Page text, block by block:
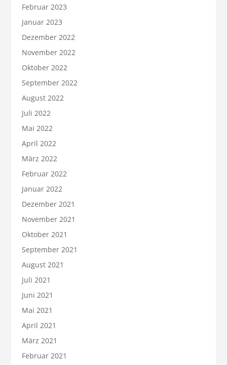
Februar 2023
Januar 2023
Dezember 2022
November 2022
Oktober 2022
September 2022
August 2022
Juli 2022
Mai 2022
April 2022
März 2022
Februar 2022
Januar 2022
Dezember 2021
November 2021
Oktober 2021
September 2021
August 2021
Juli 2021
Juni 2021
Mai 2021
April 2021
März 2021
Februar 2021